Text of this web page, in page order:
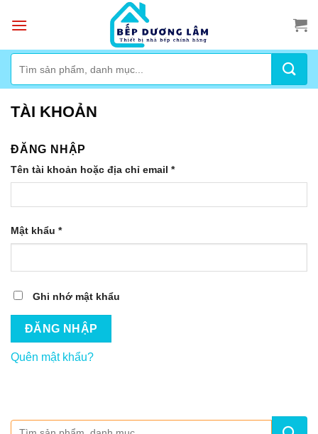
kiếm:
TÀI KHOẢN
ĐĂNG NHẬP
Tên tài khoản hoặc địa chỉ email *
Mật khẩu *
Ghi nhớ mật khẩu
ĐĂNG NHẬP
Quên mật khẩu?